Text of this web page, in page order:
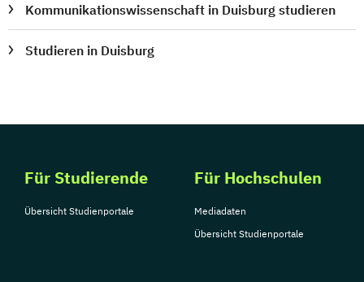
Kommunikationswissenschaft in Duisburg studieren
Studieren in Duisburg
Für Studierende
Übersicht Studienportale
Für Hochschulen
Mediadaten
Übersicht Studienportale